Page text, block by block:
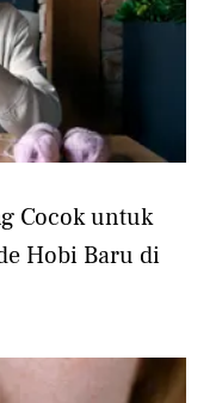
Cocok untuk
Hobi Baru di